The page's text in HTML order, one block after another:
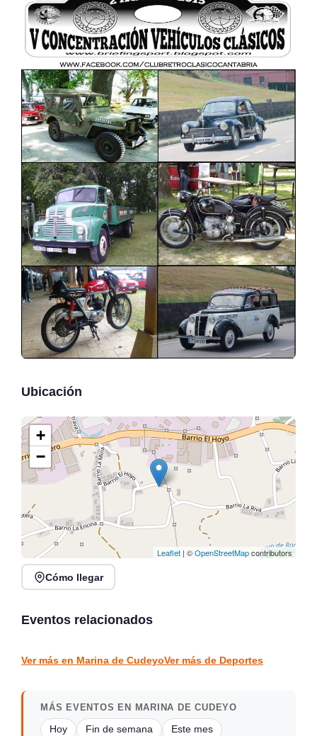
Ubicación
+
−
Leaflet | ©OpenStreetMapcontributors
Cómo llegar
Eventos relacionados
Deporte Rural en
Arnuero
Ver más en Marina de CudeyoVer más de Deportes
MÁS EVENTOS EN MARINA DE CUDEYO
Hoy Fin de semana Este mes